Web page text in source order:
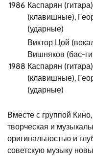
1986 Каспарян
(клавишные),
(ударные)
1988
Виктор Цой
Вишняков (бас-
Каспарян
(клавишные),
(ударные)
Вместе с группой
творческая и
оригинальностью и
советскую музыку